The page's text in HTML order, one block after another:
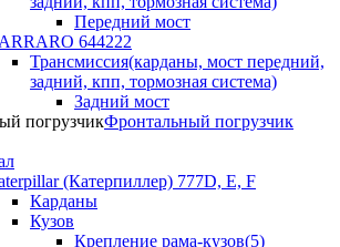
Передний мост
644222
Трансмиссия(карданы, мост передний,
задний, кпп, тормозная система)
Задний мост
Фронтальный погрузчик
(Катерпиллер) 777D, E, F
Карданы
Кузов
Крепление рама-кузов(5)